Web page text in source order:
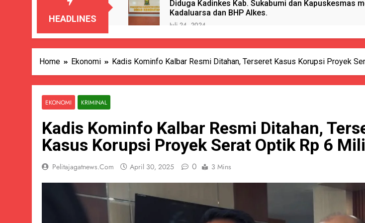
HEADLINES
Diduga Kadinkes Kab. Sukabumi dan Kapuskesmas
Kadaluarsa dan BHP Alkes.
Juli 24, 2024
Pemdes Kalianget Timur Menyalurkan Bantuan
Juli 24, 2024
Hari Anak Nasional, Satgas Yonif 310/KK Peduli
Juli 24, 2024
Gelembung Nano Hydrogen RAHO Club dan IMI,
Berkedok Dukun Pijat, Polres Sumenep Amankan
Juli 23, 2024
Diduga Oknum Pejabat Terlibat pengadaan
Juli 23, 2024
Edukatif Dan Kreatif Di Momen MPLS, Satgas
Juli 23, 2024
PENUTUPAN PORSADIN KE 7, SEKDA ADE SEBUT
Juli 22, 2024
Terungkap Dalang Pemasok BHP Alkes ke
Home Ekonomi Kadis Kominfo Kalbar Resmi Ditahan, Terseret Kasus Korupsi Proyek
EKONOMI KRIMINAL
Kadis Kominfo Kalbar Resmi Ditahan,
Kasus Korupsi Proyek Serat Optik Rp 6
Pelitajagatnews.com April 30, 2025 0 3 Mins